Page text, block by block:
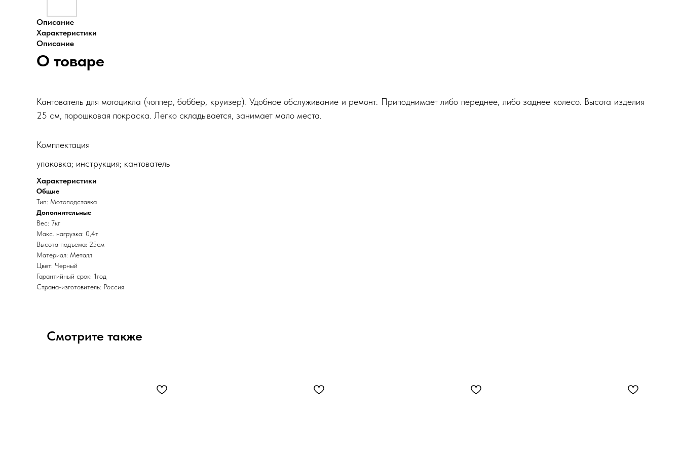
Описание
Характеристики
Описание
О товаре
Кантователь для мотоцикла (чоппер, боббер, круизер). Удобное обслуживание и ремонт. Приподнимает либо переднее, либо заднее колесо. Высота изделия
25 см, порошковая покраска. Легко складывается, занимает мало места.
Комплектация
упаковка; инструкция; кантователь
Характеристики
Общие
Тип: Мотоподставка
Дополнительные
Вес: 7кг
Макс. нагрузка: 0,4т
Высота подъема: 25см
Материал: Металл
Цвет: Черный
Гарантийный срок: 1год
Страна-изготовитель: Россия
Смотрите также